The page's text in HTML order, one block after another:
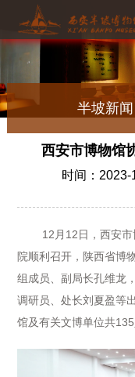
半坡新闻
西安市博物馆
时间：2023-
12月12日，西安市
院顺利召开，陕西省博
组成员、副局长孔维龙
调研员、处长刘夏盈等
馆及有关文博单位共135